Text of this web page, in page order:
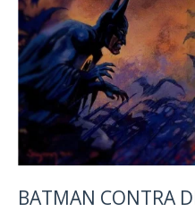
BATMAN CONTRA